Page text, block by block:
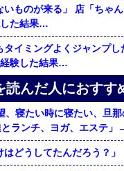
いものが来る」 店「ちゃ
た結果…
タイミングよくジャンプし
験した結果…
読んだ人におすす
、寝たい時に寝たい、旦
とランチ、ヨガ、エステ
どうしてたんだろう？」